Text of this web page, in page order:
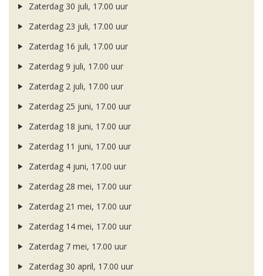
Zaterdag 30 juli, 17.00 uur
Zaterdag 23 juli, 17.00 uur
Zaterdag 16 juli, 17.00 uur
Zaterdag 9 juli, 17.00 uur
Zaterdag 2 juli, 17.00 uur
Zaterdag 25 juni, 17.00 uur
Zaterdag 18 juni, 17.00 uur
Zaterdag 11 juni, 17.00 uur
Zaterdag 4 juni, 17.00 uur
Zaterdag 28 mei, 17.00 uur
Zaterdag 21 mei, 17.00 uur
Zaterdag 14 mei, 17.00 uur
Zaterdag 7 mei, 17.00 uur
Zaterdag 30 april, 17.00 uur